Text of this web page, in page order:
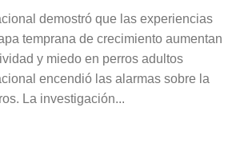
demostró que las experiencias
temprana de crecimiento aumentan
y miedo en perros adultos
encendió las alarmas sobre la
La investigación...